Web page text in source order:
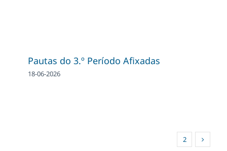
Pautas do 3.º Período Afixadas
18-06-2026
2